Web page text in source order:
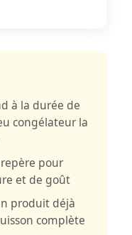
à la durée de
congélateur la
pour
et de goût
produit déjà
complète